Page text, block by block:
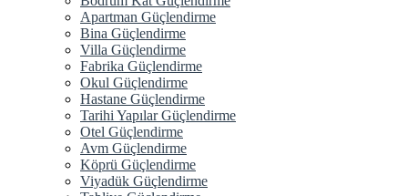
Apartman Güçlendirme
Bina Güçlendirme
Villa Güçlendirme
Fabrika Güçlendirme
Okul Güçlendirme
Hastane Güçlendirme
Tarihi Yapılar Güçlendirme
Otel Güçlendirme
Avm Güçlendirme
Köprü Güçlendirme
Viyadük Güçlendirme